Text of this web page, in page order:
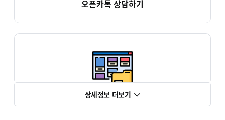
오픈카톡 상담하기
두각 포트폴리오
상세정보 더보기